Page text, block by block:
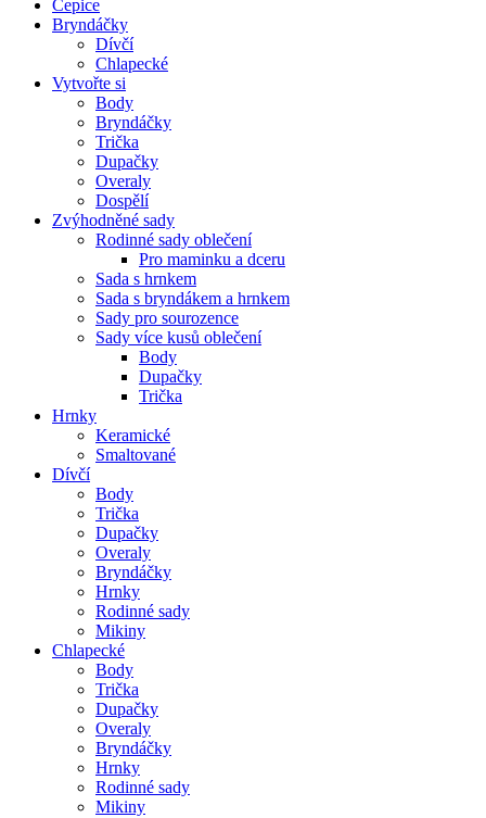
Čepice
Bryndáčky
Dívčí
Chlapecké
Vytvořte si
Body
Bryndáčky
Trička
Dupačky
Overaly
Dospělí
Zvýhodněné sady
Rodinné sady oblečení
Pro maminku a dceru
Sada s hrnkem
Sada s bryndákem a hrnkem
Sady pro sourozence
Sady více kusů oblečení
Body
Dupačky
Trička
Hrnky
Keramické
Smaltované
Dívčí
Body
Trička
Dupačky
Overaly
Bryndáčky
Hrnky
Rodinné sady
Mikiny
Chlapecké
Body
Trička
Dupačky
Overaly
Bryndáčky
Hrnky
Rodinné sady
Mikiny